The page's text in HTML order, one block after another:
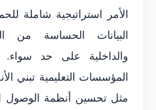
الأمر استراتيجية شاملة
البيانات الحساسة من
والداخلية على حد سواء.
المؤسسات التعليمية تبني
مثل تحسين أنظمة الوصول